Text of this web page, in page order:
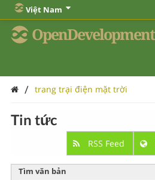
Việt Nam
OpenDevelopment
/ trang trại điện mặt trời
Tin tức
RSS Feed
Tìm văn bản